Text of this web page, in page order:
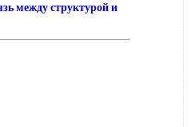
между структурой и